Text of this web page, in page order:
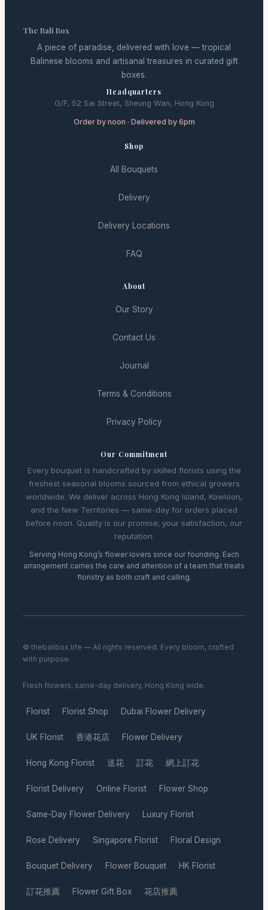
The Bali Box
A piece of paradise, delivered with love — tropical
Balinese blooms and artisanal treasures in curated gift
boxes.
Headquarters
G/F, 52 Sai Street, Sheung Wan, Hong Kong
Order by noon · Delivered by 6pm
Shop
All Bouquets
Delivery
Delivery Locations
FAQ
About
Our Story
Contact Us
Journal
Terms & Conditions
Privacy Policy
Our Commitment
Every bouquet is handcrafted by skilled florists using the
freshest seasonal blooms sourced from ethical growers
worldwide. We deliver across Hong Kong Island, Kowloon,
and the New Territories — same-day for orders placed
before noon. Quality is our promise; your satisfaction, our
reputation.
Serving Hong Kong’s flower lovers since our founding. Each
arrangement carries the care and attention of a team that treats
floristry as both craft and calling.
© thebalibox.life — All rights reserved. Every bloom, crafted
with purpose.
Fresh flowers, same-day delivery, Hong Kong wide.
Florist · Florist Shop · Dubai Flower Delivery ·
UK Florist · 香港花店 · Flower Delivery ·
Hong Kong Florist · 送花 · 訂花 · 網上訂花 ·
Florist Delivery · Online Florist · Flower Shop ·
Same-Day Flower Delivery · Luxury Florist ·
Rose Delivery · Singapore Florist · Floral Design ·
Bouquet Delivery · Flower Bouquet · HK Florist ·
訂花推薦 · Flower Gift Box · 花店推薦 ·